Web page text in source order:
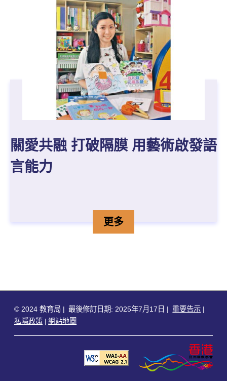
關愛共融 打破隔膜 用藝術啟發語
言能力
關愛共融 打破隔膜 用藝術
更多詳情
© 2024 教育局 最後修訂日期: 2025年7月17日
重要告示
私隱政策
網站地圖